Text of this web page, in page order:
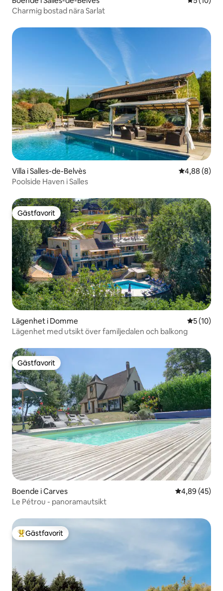
Charmig bostad nära Sarlat
Villa i Salles-de-Belvès 4,88 av 5 i
4,88 (8)
Poolside Haven i Salles
Gästfavorit
Gästfavorit
Lägenhet i Domme 5 av 5 i
5 (10)
Lägenhet med utsikt över familjedalen och balkong
Gästfavorit
Gästfavorit
Boende i Carves 4,89 av 5 i
4,89 (45)
Le Pétrou - panoramautsikt
Populär gästfavorit
Gästfavorit